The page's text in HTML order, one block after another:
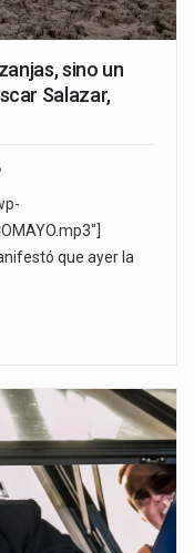
sino un
Salazar,
que ayer la